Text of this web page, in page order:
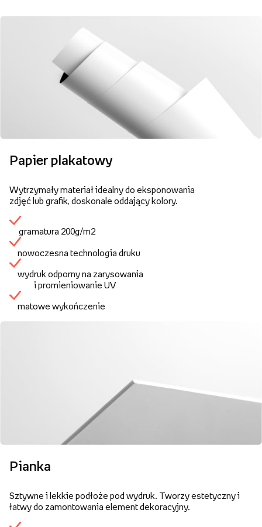
Papier plakatowy
Wytrzymały materiał idealny do eksponowania
zdjęć lub grafik, doskonale oddający kolory.
gramatura 200g/m2
nowoczesna technologia druku
wydruk odporny na zarysowania
i promieniowanie UV
matowe wykończenie
Pianka
Sztywne i lekkie podłoże pod wydruk. Tworzy estetyczny i
łatwy do zamontowania element dekoracyjny.